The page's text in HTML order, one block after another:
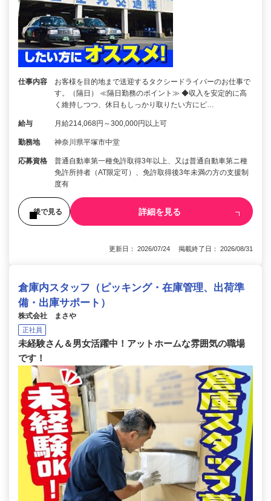
仕事内容
お客様を目的地まで送迎するタクシードライバーのお仕事で
す。（隔日） ≪隔日勤務のポイント≫ ◆収入を安定的に高
く維持しつつ、休日もしっかり取りたい方にピ…
給与 月給214,068円～300,000円以上可
勤務地 神奈川県平塚市中堂
応募資格
普通自動車第一種免許取得3年以上、又は普通自動車第ニ種
免許所持者（AT限定可）、免許取得後3年未満の方の支援制
度有
後で見る 詳細を見る
更新日： 2026/07/24 掲載終了日： 2026/08/31
倉庫内スタッフ（ピッキング・在庫管理、出荷準
備・出庫サポート）
株式会社 まさや
正社員
未経験さん＆男女活躍中！アットホームな雰囲気の職場
です！